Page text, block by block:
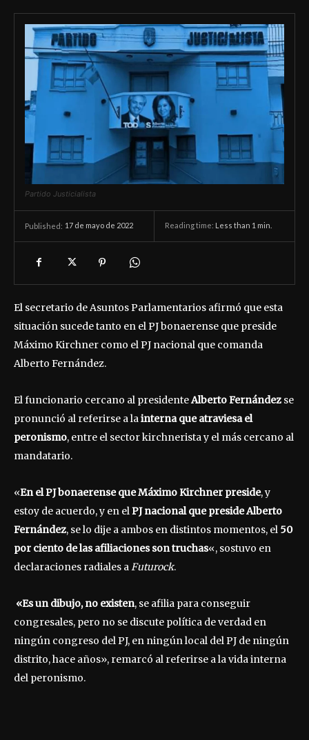
Partido Justicialista
Published: 17 de mayo de 2022 Reading time: Less than 1 min.
El secretario de Asuntos Parlamentarios afirmó que esta
situación sucede tanto en el PJ bonaerense que preside
Máximo Kirchner como el PJ nacional que comanda
Alberto Fernández.
El funcionario cercano al presidenteAlberto Fernández se
pronunció al referirse a lainterna que atraviesa el
peronismo, entre el sector kirchnerista y el más cercano al
mandatario.
«En el PJ bonaerense queMáximo Kirchner preside, y
estoy de acuerdo, y en elPJ nacional que presideAlberto
Fernández, se lo dije a ambos en distintos momentos, el 50
por ciento de las afiliaciones son truchas«, sostuvo en
declaraciones radiales aFuturock.
«Es un dibujo, no existen, se afilia para conseguir
congresales, pero no se discute política de verdad en
ningún congreso del PJ, en ningún local del PJ de ningún
distrito, hace años», remarcó al referirse a la vida interna
del peronismo.